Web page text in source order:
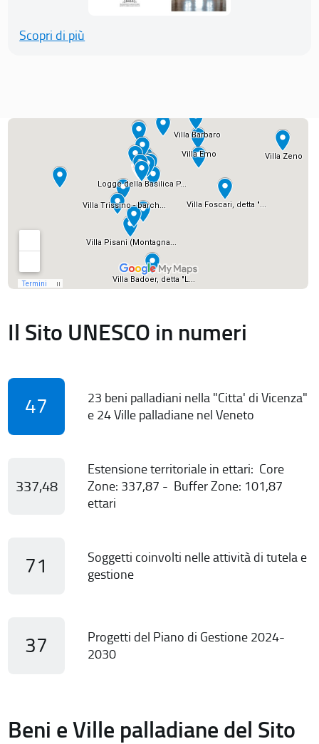
Scopri di più
Il Sito UNESCO in numeri
47
23 beni palladiani nella "Citta' di Vicenza"
e 24 Ville palladiane nel Veneto
337,48
Estensione territoriale in ettari: Core
Zone: 337,87 - Buffer Zone: 101,87
ettari
71
Soggetti coinvolti nelle attività di tutela e
gestione
37
Progetti del Piano di Gestione 2024-
2030
Beni e Ville palladiane del Sito